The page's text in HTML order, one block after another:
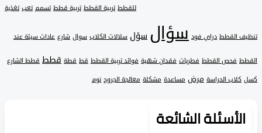
تربية القطط تربية قطط تسمم تعب تغذية
القطط دراي فود سؤالسؤل سلالات الكلاب سوال شارع عادات سيئة عند
فحص القطط فطريات فقدان شهية فوائد تربية القطط قط قطة قطط قطط الشارع
الحراسة مرض مساعدة مشكلة معالجة الجروح نوم
الشائعة